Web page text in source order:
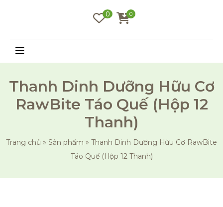
0 0
Thanh Dinh Dưỡng Hữu Cơ
RawBite Táo Quế (Hộp 12
Thanh)
Trang chủ » Sản phẩm » Thanh Dinh Dưỡng Hữu Cơ RawBite
Táo Quế (Hộp 12 Thanh)